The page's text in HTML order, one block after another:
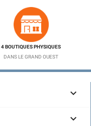
4 BOUTIQUES PHYSIQUES
DANS LE GRAND OUEST

